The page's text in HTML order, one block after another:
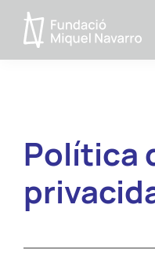
Saltar
la
Saltar
contenido
Fundacio
Política